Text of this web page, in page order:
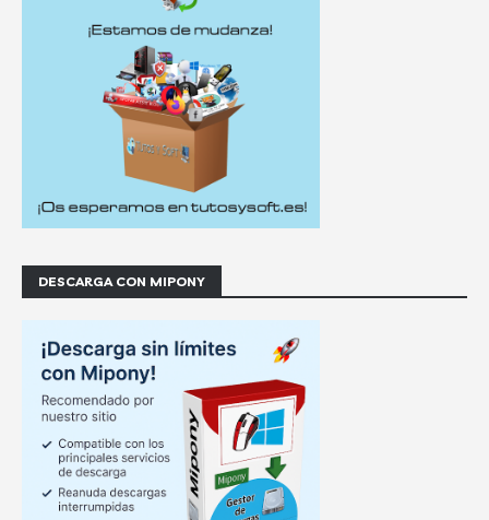
DESCARGA CON MIPONY